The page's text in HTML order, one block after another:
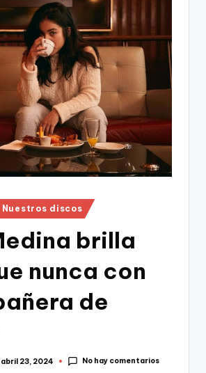
Nuestros discos
brilla
nunca con
de
abril 23, 2024 No hay comentarios